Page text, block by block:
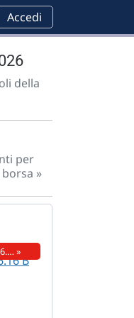
Accedi
della
per
»
»